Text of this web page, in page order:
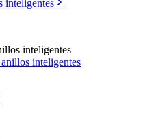
inteligentes
inteligentes
inteligentes